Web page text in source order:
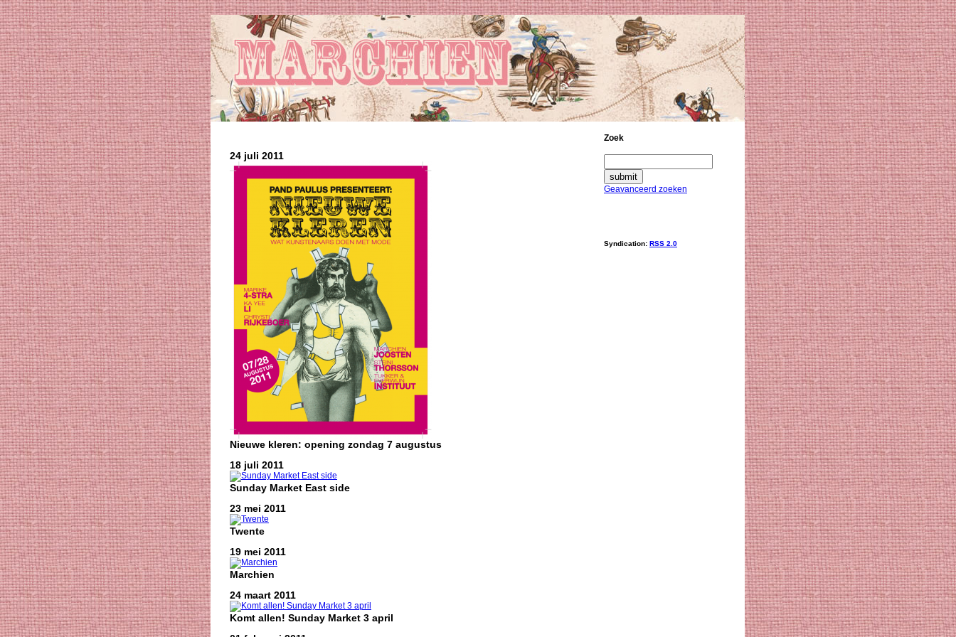
24 juli 2011
Nieuwe kleren: opening zondag 7 augustus
18 juli 2011
Sunday Market East side
23 mei 2011
Twente
19 mei 2011
Marchien
24 maart 2011
Komt allen! Sunday Market 3 april
Zoek
Geavanceerd zoeken
Syndication: RSS 2.0